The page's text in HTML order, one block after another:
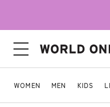
WOMEN MEN KIDS